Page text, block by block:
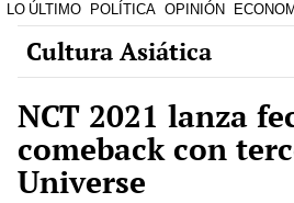
LO ÚLTIMO POLÍTICA OPINIÓN
Cultura Asiática
NCT 2021 lanza
comeback con
Universe